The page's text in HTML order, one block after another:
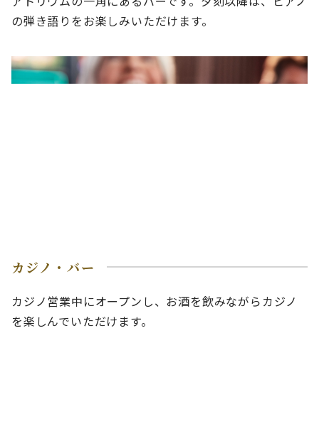
の弾き語りをお楽しみいただけます。
カジノ・バー
カジノ営業中にオープンし、お酒を飲みながらカジノ
を楽しんでいただけます。